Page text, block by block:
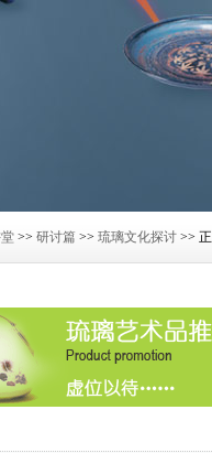
>> 研讨篇 >> 琉璃文化探讨 >>